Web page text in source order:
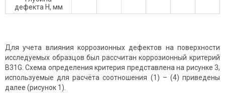
дефекта H, мм
Для учета влияния коррозионных дефектов на поверхности
исследуемых образцов был рассчитан коррозионный критерий
B31G. Схема определения критерия представлена на рисунке 3,
используемые для расчёта соотношения (1) – (4) приведены
далее (рисунок 1).